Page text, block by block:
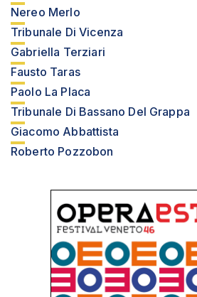
Nereo Merlo
Tribunale Di Vicenza
Gabriella Terziari
Fausto Taras
Paolo La Placa
Tribunale Di Bassano Del Grappa
Giacomo Abbattista
Roberto Pozzobon